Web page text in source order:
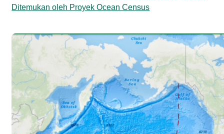
Ditemukan oleh Proyek Ocean Census